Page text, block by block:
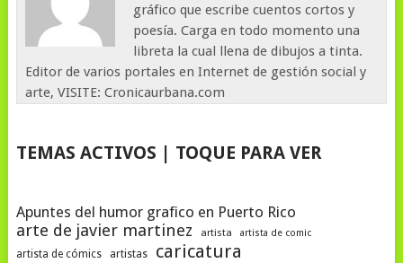
gráfico que escribe cuentos cortos y
poesía. Carga en todo momento una
libreta la cual llena de dibujos a tinta.
Editor de varios portales en Internet de gestión social y
arte, VISITE: Cronicaurbana.com
TEMAS ACTIVOS | TOQUE PARA VER
Apuntes del humor grafico en Puerto Rico
arte de javier martinez artista artista de comic
artista de cómics artistas caricatura